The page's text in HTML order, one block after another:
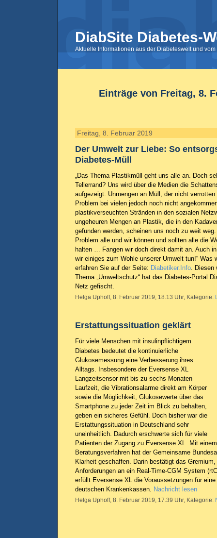
DiabSite Diabetes-
Aktuelle Informationen aus der Diabeteswelt und
Einträge von Freitag, 8.
Freitag, 8. Februar 2019
Der Umwelt zur Liebe: So
Diabetes-Müll
„Das Thema Plastikmüll geht uns alle an. Doch
Tellerrand? Uns wird über die Medien die
aufgezeigt: Unmengen an Müll, der nicht
Problem bei vielen jedoch noch nicht
plastikverseuchten Stränden in den sozialen
ungeheuren Mengen an Plastik, die in den
gefunden werden, scheinen uns noch zu weit
Problem alle und wir können und sollten alle die
halten … Fangen wir doch direkt damit an. Auch
wir einiges zum Wohle unserer Umwelt tun!“ Was
erfahren Sie auf der Seite: Diabetiker.Info. Diesen
Thema „Umweltschutz“ hat das Diabetes-Portal
Netz gefischt.
Helga Uphoff, 8. Februar 2019, 18.13 Uhr, Kategorie:
Erstattungssituation geklärt
Für viele Menschen mit insulinpflichtigem
Diabetes bedeutet die kontinuierliche
Glukosemessung eine Verbesserung ihres
Alltags. Insbesondere der Eversense XL
Langzeitsensor mit bis zu sechs Monaten
Laufzeit, die Vibrationsalarme direkt am Körper
sowie die Möglichkeit, Glukosewerte über das
Smartphone zu jeder Zeit im Blick zu behalten,
geben ein sicheres Gefühl. Doch bisher war die
Erstattungssituation in Deutschland sehr
uneinheitlich. Dadurch erschwerte sich für viele
Patienten der Zugang zu Eversense XL. Mit
Beratungsverfahren hat der Gemeinsame
Klarheit geschaffen. Darin bestätigt das
Anforderungen an ein Real-Time-CGM System
erfüllt Eversense XL die Voraussetzungen für
deutschen Krankenkassen. Nachricht lesen
Helga Uphoff, 8. Februar 2019, 17.39 Uhr, Kategorie: